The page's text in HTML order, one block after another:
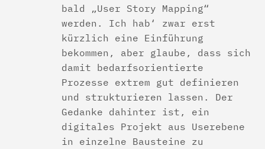
bald „User Story Mapping“
werden. Ich hab‘ zwar erst
kürzlich eine Einführung
bekommen, aber glaube, dass sich
damit bedarfsorientierte
Prozesse extrem gut definieren
und strukturieren lassen. Der
Gedanke dahinter ist, ein
digitales Projekt aus Userebene
in einzelne Bausteine zu